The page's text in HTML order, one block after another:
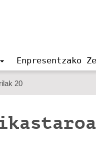
Enpresentzako
20